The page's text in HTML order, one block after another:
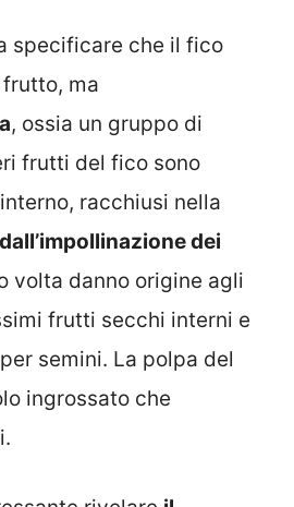
specificare che il fico
ma
, ossia un gruppo di
frutti del fico sono
racchiusi nella
dei
volta danno origine agli
frutti secchi interni e
semini. La polpa del
ingrossato che